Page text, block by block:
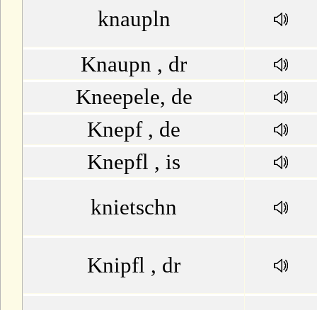
knaupln
Knaupn , dr
Kneepele, de
Knepf , de
Knepfl , is
knietschn
Knipfl , dr